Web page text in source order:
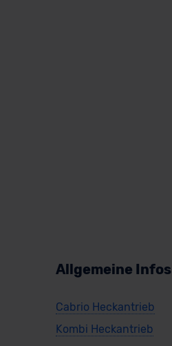
Allgemeine Infos
Cabrio Heckantrieb
Kombi Heckantrieb